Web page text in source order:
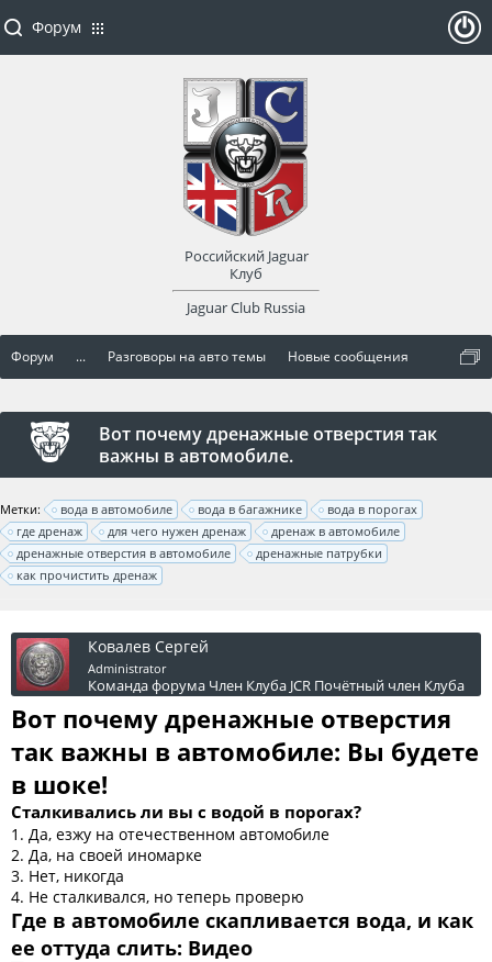
Форум ... Разговоры на авто темы Новые сообщения
Вот почему дренажные отверстия так
важны в автомобиле.
Метки: вода в автомобиле вода в багажнике
вода в порогах
где дренаж
для чего нужен дренаж
дренаж в автомобиле
дренажные отверстия в автомобиле
дренажные патрубки
как прочистить дренаж
Ковалев Сергей
Administrator
Команда форума Член Клуба JCR Почётный член Клуба
Вот почему дренажные отверстия
так важны в автомобиле: Вы будете
в шоке!
Сталкивались ли вы с водой в порогах?
1. Да, езжу на отечественном автомобиле
2. Да, на своей иномарке
3. Нет, никогда
4. Не сталкивался, но теперь проверю
Где в автомобиле скапливается вода, и как
ее оттуда слить: Видео
Форум
Российский Jaguar
Клуб
Jaguar Club Russia
оват